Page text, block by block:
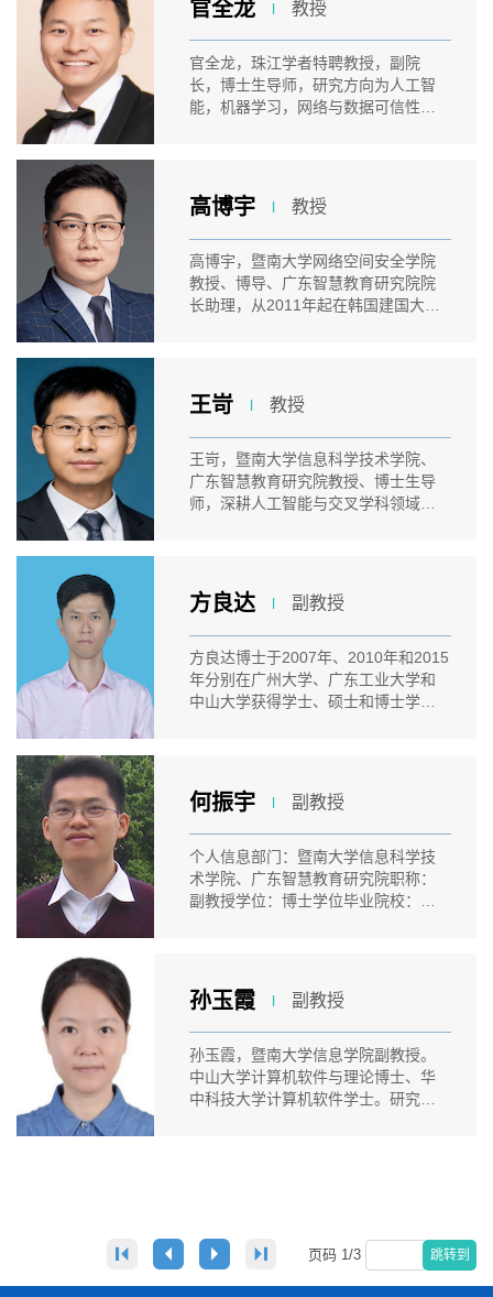
官全龙 l 教授
官全龙，珠江学者特聘教授，副院
长，博士生导师，研究方向为人工智
能，机器学习，网络与数据可信性，
高博宇 l 教授
高博宇，暨南大学网络空间安全学院
教授、博导、广东智慧教育研究院院
长助理，从2011年起在韩国建国大学
王岢 l 教授
王岢，暨南大学信息科学技术学院、
广东智慧教育研究院教授、博士生导
师，深耕人工智能与交叉学科领域二
方良达 l 副教授
方良达博士于2007年、2010年和2015
年分别在广州大学、广东工业大学和
中山大学获得学士、硕士和博士学
何振宇 l 副教授
个人信息部门：暨南大学信息科学技
术学院、广东智慧教育研究院职称：
副教授学位：博士学位毕业院校：华
孙玉霞 l 副教授
孙玉霞，暨南大学信息学院副教授。
中山大学计算机软件与理论博士、华
中科技大学计算机软件学士。研究方
页码 1 /3 跳转到